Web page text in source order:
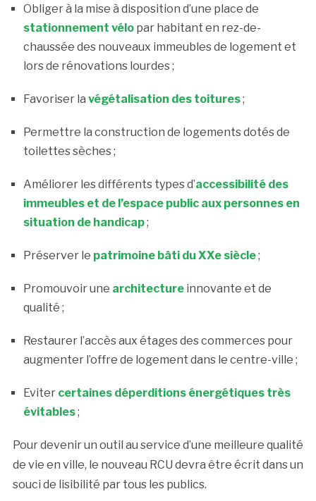
Obliger à la mise à disposition d’une place de
stationnement vélopar habitant en rez-de-
chaussée des nouveaux immeubles de logement et
lors de rénovations lourdes ;
Favoriser la végétalisation des toitures;
Permettre la construction de logements dotés de
toilettes sèches ;
Améliorer les différents types d’accessibilité des
immeubles et de l’espace public aux personnes en
situation de handicap;
Préserver le patrimoine bâti du XXe siècle;
Promouvoir une architectureinnovante et de
qualité ;
Restaurer l’accès aux étages des commerces pour
augmenter l’offre de logement dans le centre-ville ;
Eviter certaines déperditions énergétiques très
évitables;
Pour devenir un outil au service d’une meilleure qualité
de vie en ville, le nouveau RCU devra être écrit dans un
souci de lisibilité par tous les publics.